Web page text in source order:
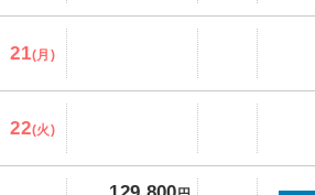
21(月)
22(火)